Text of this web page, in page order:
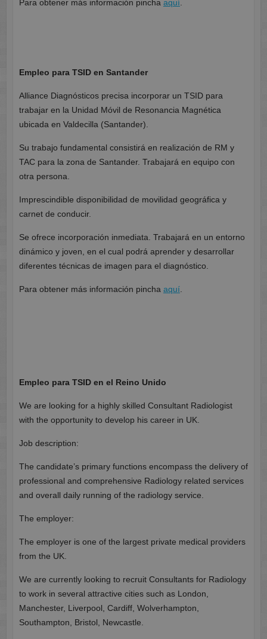
Para obtener más información pincha aquí.
Empleo para TSID en Santander
Alliance Diagnósticos precisa incorporar un TSID para
trabajar en la Unidad Móvil de Resonancia Magnética
ubicada en Valdecilla (Santander).
Su trabajo fundamental consistirá en realización de RM y
TAC para la zona de Santander. Trabajará en equipo con
otra persona.
Imprescindible disponibilidad de movilidad geográfica y
carnet de conducir.
Se ofrece incorporación inmediata. Trabajará en un entorno
dinámico y joven, en el cual podrá aprender y desarrollar
diferentes técnicas de imagen para el diagnóstico.
Para obtener más información pincha aquí.
Empleo para TSID en el Reino Unido
We are looking for a highly skilled Consultant Radiologist
with the opportunity to develop his career in UK.
Job description:
The candidate’s primary functions encompass the delivery of
professional and comprehensive Radiology related services
and overall daily running of the radiology service.
The employer:
The employer is one of the largest private medical providers
from the UK.
We are currently looking to recruit Consultants for Radiology
to work in several attractive cities such as London,
Manchester, Liverpool, Cardiff, Wolverhampton,
Southampton, Bristol, Newcastle.